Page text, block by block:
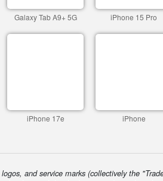
Galaxy Tab A9+ 5G iPhone 15 Pro
iPhone 17e iPhone
and service marks (collectively the